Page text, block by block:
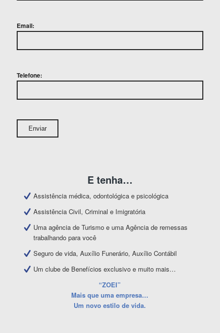
Email:
Telefone:
E tenha…
Assistência médica, odontológica e psicológica
Assistência Civil, Criminal e Imigratória
Uma agência de Turismo e uma Agência de remessas
trabalhando para você
Seguro de vida, Auxílio Funerário, Auxílio Contábil
Um clube de Benefícios exclusivo e muito mais…
“ZOEI”
Mais que uma empresa…
Um novo estilo de vida.